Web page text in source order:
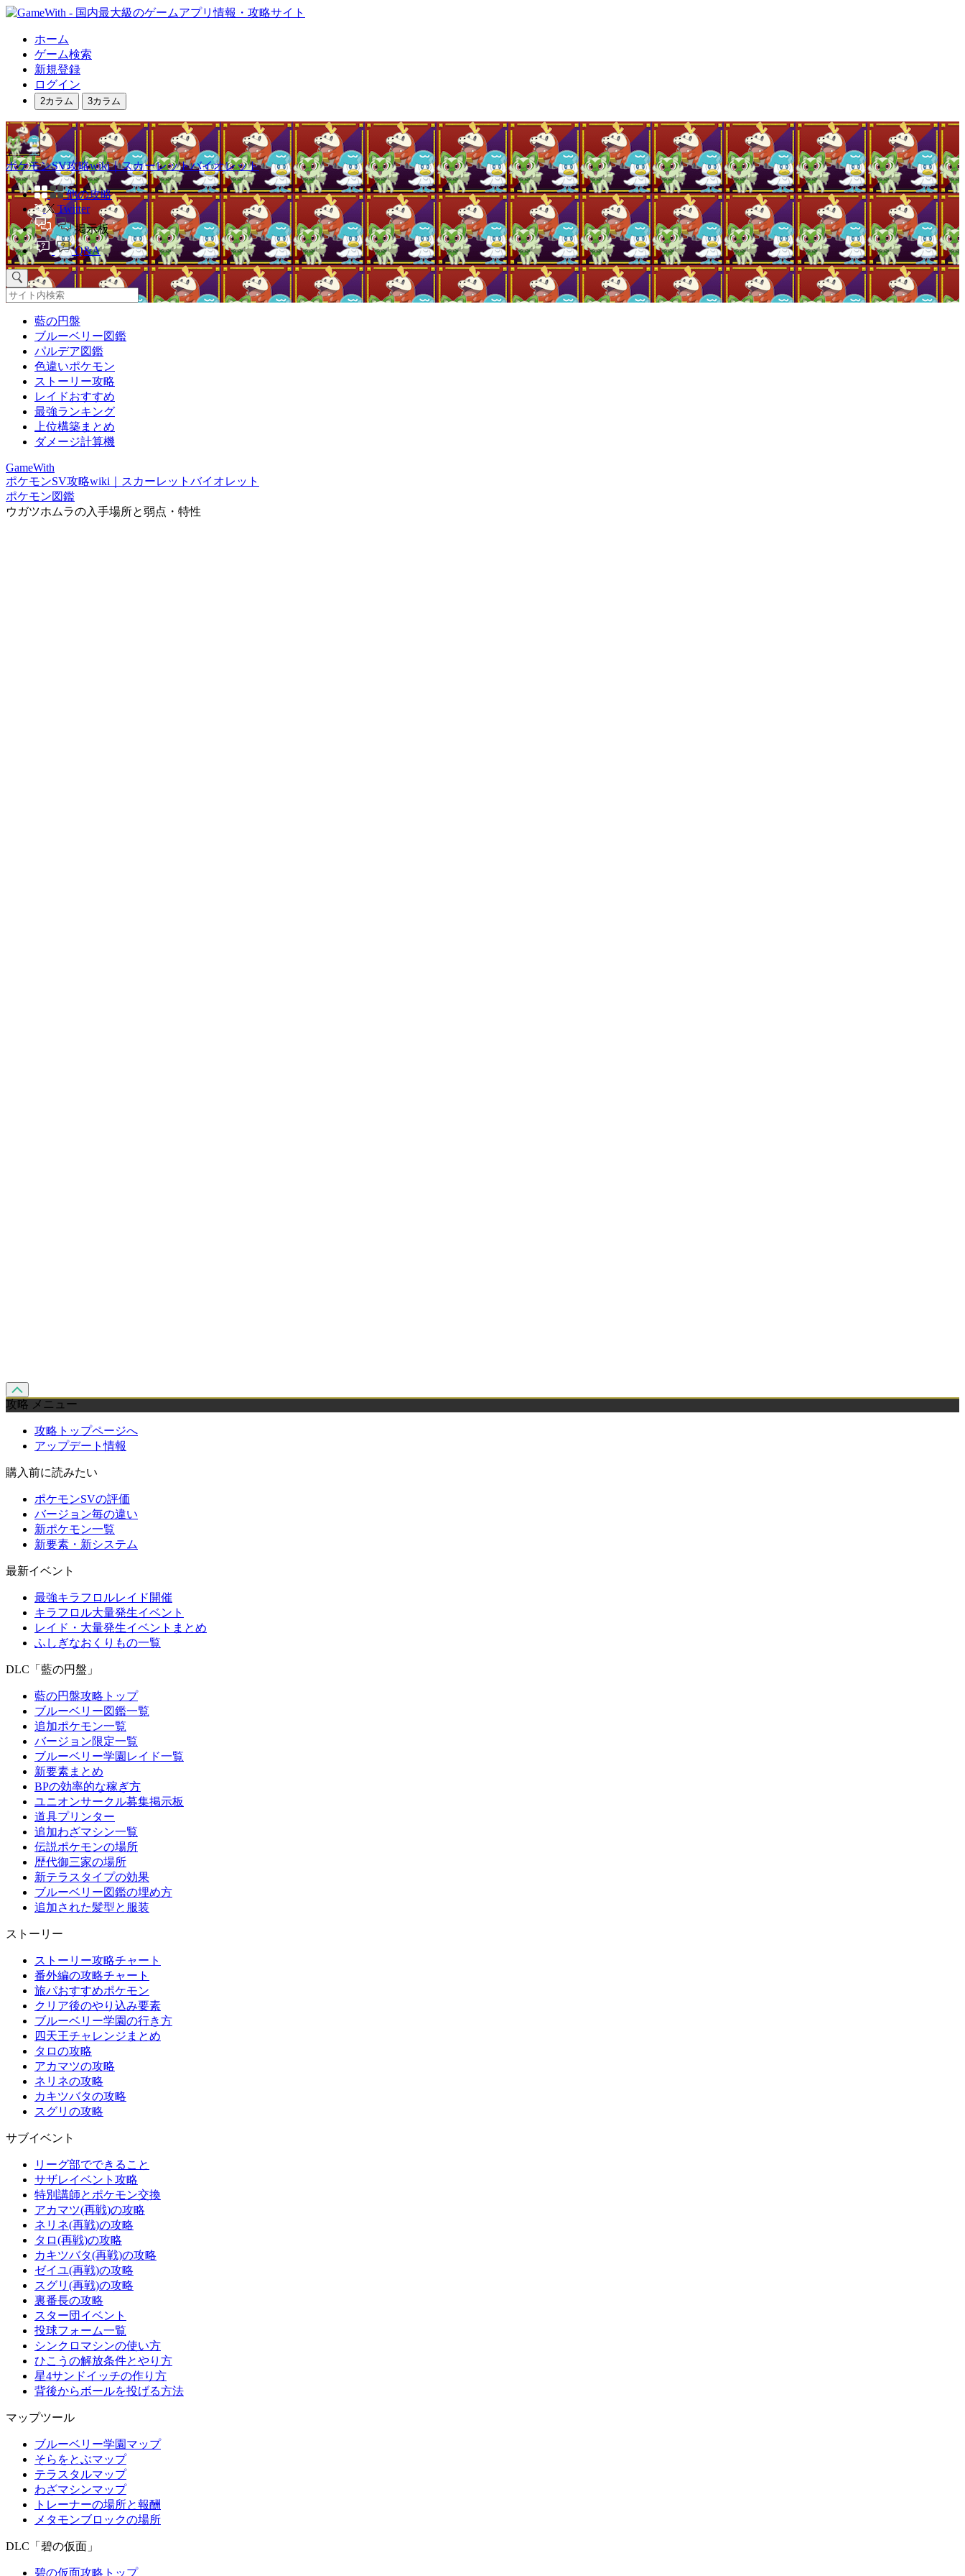
ホーム
ゲーム検索
新規登録
ログイン
2カラム 3カラム
ポケモンSV攻略wiki｜スカーレットバイオレット
他の攻略
Twitter
掲示板
Q&A
藍の円盤
ブルーベリー図鑑
パルデア図鑑
色違いポケモン
ストーリー攻略
レイドおすすめ
最強ランキング
上位構築まとめ
ダメージ計算機
GameWith
ポケモンSV攻略wiki｜スカーレットバイオレット
ポケモン図鑑
ウガツホムラの入手場所と弱点・特性
攻略 メニュー
攻略トップページへ
アップデート情報
購入前に読みたい
ポケモンSVの評価
バージョン毎の違い
新ポケモン一覧
新要素・新システム
最新イベント
最強キラフロルレイド開催
キラフロル大量発生イベント
レイド・大量発生イベントまとめ
ふしぎなおくりもの一覧
DLC「藍の円盤」
藍の円盤攻略トップ
ブルーベリー図鑑一覧
追加ポケモン一覧
バージョン限定一覧
ブルーベリー学園レイド一覧
新要素まとめ
BPの効率的な稼ぎ方
ユニオンサークル募集掲示板
道具プリンター
追加わざマシン一覧
伝説ポケモンの場所
歴代御三家の場所
新テラスタイプの効果
ブルーベリー図鑑の埋め方
追加された髪型と服装
ストーリー
ストーリー攻略チャート
番外編の攻略チャート
旅パおすすめポケモン
クリア後のやり込み要素
ブルーベリー学園の行き方
四天王チャレンジまとめ
タロの攻略
アカマツの攻略
ネリネの攻略
カキツバタの攻略
スグリの攻略
サブイベント
リーグ部でできること
サザレイベント攻略
特別講師とポケモン交換
アカマツ(再戦)の攻略
ネリネ(再戦)の攻略
タロ(再戦)の攻略
カキツバタ(再戦)の攻略
ゼイユ(再戦)の攻略
スグリ(再戦)の攻略
裏番長の攻略
スター団イベント
投球フォーム一覧
シンクロマシンの使い方
ひこうの解放条件とやり方
星4サンドイッチの作り方
背後からボールを投げる方法
マップツール
ブルーベリー学園マップ
そらをとぶマップ
テラスタルマップ
わざマシンマップ
トレーナーの場所と報酬
メタモンブロックの場所
DLC「碧の仮面」
碧の仮面攻略トップ